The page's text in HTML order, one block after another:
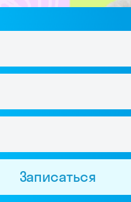
Записаться